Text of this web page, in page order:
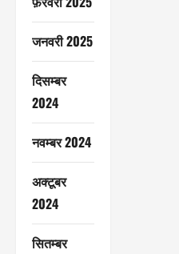
जनवरी 2025
दिसम्बर
2024
नवम्बर 2024
अक्टूबर
2024
सितम्बर